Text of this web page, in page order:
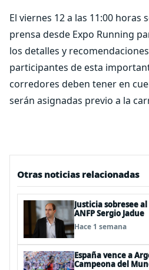
El viernes 12 a las 11:00
prensa desde Expo Running
los detalles y
participantes de esta
corredores deben tener en
serán asignadas previo a la
Otras noticias relacionadas
Justicia sobresee
ANFP Sergio Jadue
Hace 1 semana
España vence a
Campeona del